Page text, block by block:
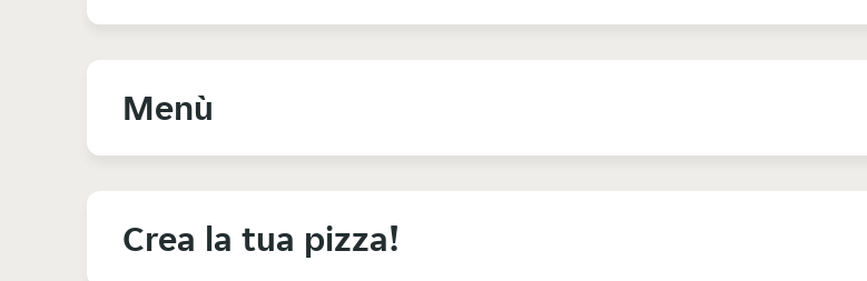
Menù
Crea la tua pizza!